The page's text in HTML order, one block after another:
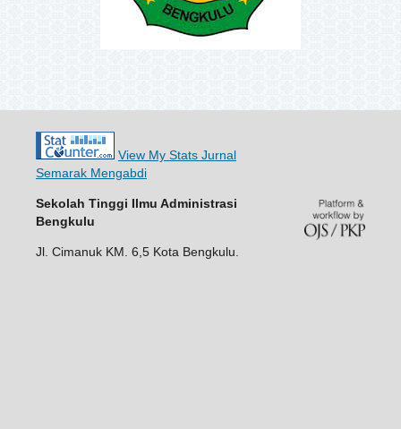
View My Stats Jurnal
Semarak Mengabdi
Sekolah Tinggi Ilmu Administrasi
Bengkulu
Jl. Cimanuk KM. 6,5 Kota Bengkulu.